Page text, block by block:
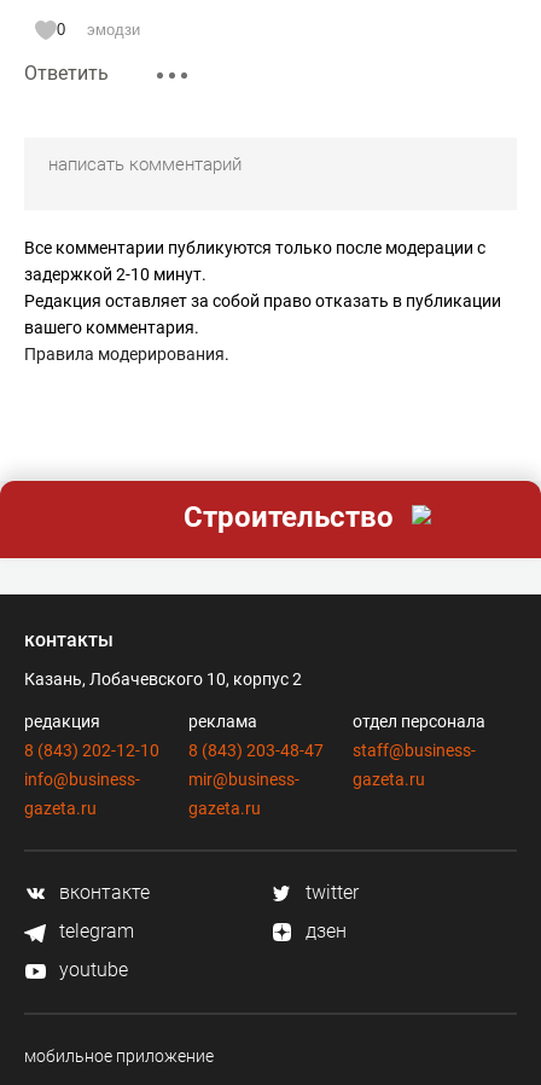
0 эмодзи
Ответить
Все комментарии публикуются только после модерации с
задержкой 2-10 минут.
Редакция оставляет за собой право отказать в публикации
вашего комментария.
Правила модерирования.
Строительство
контакты
Казань, Лобачевского 10, корпус 2
редакция
8 (843) 202-12-10
info@business-
gazeta.ru
реклама
8 (843) 203-48-47
mir@business-
gazeta.ru
отдел персонала
staff@business-
gazeta.ru
вконтакте
twitter
telegram
дзен
youtube
мобильное приложение